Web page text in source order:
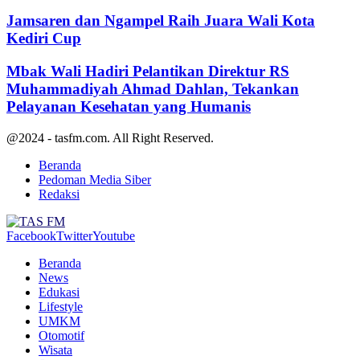
Jamsaren dan Ngampel Raih Juara Wali Kota
Kediri Cup
Mbak Wali Hadiri Pelantikan Direktur RS
Muhammadiyah Ahmad Dahlan, Tekankan
Pelayanan Kesehatan yang Humanis
@2024 - tasfm.com. All Right Reserved.
Beranda
Pedoman Media Siber
Redaksi
FacebookTwitterYoutube
Beranda
News
Edukasi
Lifestyle
UMKM
Otomotif
Wisata